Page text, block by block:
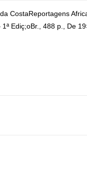
CostaReportagens
Ediç;oBr., 488 p., De